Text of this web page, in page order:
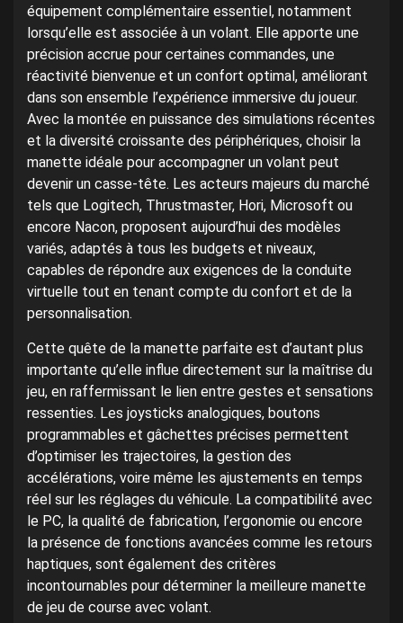
équipement complémentaire essentiel, notamment
lorsqu’elle est associée à un volant. Elle apporte une
précision accrue pour certaines commandes, une
réactivité bienvenue et un confort optimal, améliorant
dans son ensemble l’expérience immersive du joueur.
Avec la montée en puissance des simulations récentes
et la diversité croissante des périphériques, choisir la
manette idéale pour accompagner un volant peut
devenir un casse-tête. Les acteurs majeurs du marché
tels que Logitech, Thrustmaster, Hori, Microsoft ou
encore Nacon, proposent aujourd’hui des modèles
variés, adaptés à tous les budgets et niveaux,
capables de répondre aux exigences de la conduite
virtuelle tout en tenant compte du confort et de la
personnalisation.
Cette quête de la manette parfaite est d’autant plus
importante qu’elle influe directement sur la maîtrise du
jeu, en raffermissant le lien entre gestes et sensations
ressenties. Les joysticks analogiques, boutons
programmables et gâchettes précises permettent
d’optimiser les trajectoires, la gestion des
accélérations, voire même les ajustements en temps
réel sur les réglages du véhicule. La compatibilité avec
le PC, la qualité de fabrication, l’ergonomie ou encore
la présence de fonctions avancées comme les retours
haptiques, sont également des critères
incontournables pour déterminer la meilleure manette
de jeu de course avec volant.